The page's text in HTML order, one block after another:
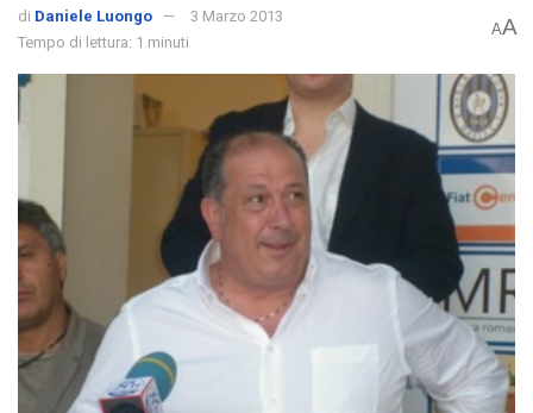
di Daniele Luongo
3 Marzo 2013
Tempo di lettura: 1 minuti
AA